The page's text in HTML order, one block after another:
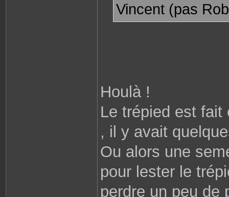
Vincent (pas
Houlà !
Le trépied est
, il y avait
Ou alors une
pour lester le
perdre un peu